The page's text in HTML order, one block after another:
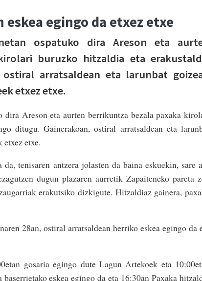
egingo da etxez etxe
ospatuko dira Areson eta
buruzko hitzaldia eta
ostiral arratsaldean eta larunbat
etxez etxe.
dira Areson eta aurten berrikuntza bezala paxaka
ditugu. Gainerakoan, ostiral arratsaldean eta
etxez etxe.
tenisaren antzera jolasten da baina eskuekin, sare
dugun plazaren aurretik Zapaiteneko pareta
erakutsiko dizkigute. Hitzaldiaz gainera,
28an, ostiral arratsaldean herriko eskea egingo da
gosaria egingo dute Lagun Artekoek eta
eskea egingo da eta 16:30an Paxaka